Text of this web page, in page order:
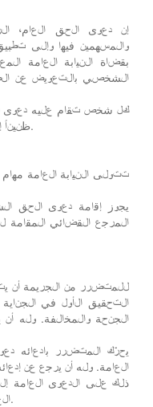
إن دعوى الحق العام،
والمسهمين فيها وإلى
بقضاة النيابة العامة
الشخصي بالتعويض عن
كل شخص تقام عليه دعوى
ظنيناً إذا ظُنّ فيه بجنحة ومتهماً إذا إتُّهم بجناية.
تتولى النيابة العامة
يجوز إقامة دعوى الحق
المرجع القضائي المقامة
للمتضرر من الجريمة أن
التحقيق الأول في
الجنحة والمخالفة. وله
يحرّك المتضرر بادعائه
العامة. وله أن يرجع عن
ذلك على الدعوى العامة
العامة تبعاً لسقوط دعوى الحق الشخصي.